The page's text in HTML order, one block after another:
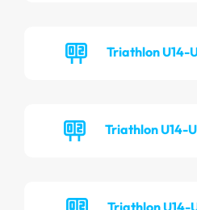
Triathlon U14-
Triathlon U14-
Triathlon U14-